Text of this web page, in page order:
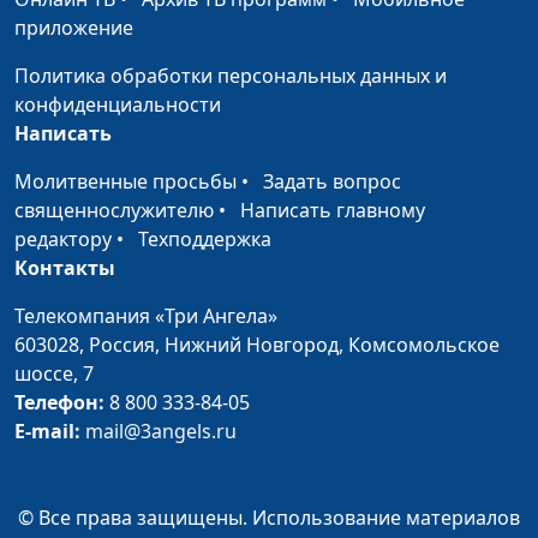
Любимый
Материнская
молитва
Светлана Малова
Я искала Тебя Светлана Малова
Суббота Светлана Малова
Следы
Это я... Светлана Малова
Се стою...
На коленях у Отца
С Богом прекрасно Андрей Дядченко #1889
приложение
Политика обработки персональных данных и
конфиденциальности
Написать
Молитвенные просьбы • Задать вопрос
священнослужителю • Написать главному
редактору • Техподдержка
Контакты
Телекомпания «Три Ангела»
603028, Россия, Нижний Новгород, Комсомольское
шоссе, 7
Телефон: 8 800 333-84-05
E-mail: mail@3angels.ru
© Все права защищены. Использование материалов